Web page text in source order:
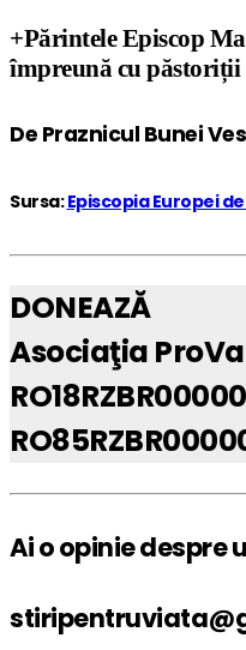
+Părintele Episcop
împreună cu păstoriții
De Praznicul Bunei
Sursa:Episcopia Europei
DONEAZĂ
Asociaţia
Ai o opinie despre